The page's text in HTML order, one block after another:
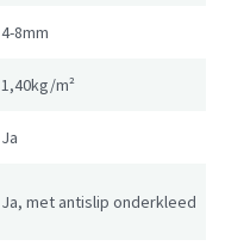
4-8mm
1,40kg/m²
Ja
Ja, met antislip onderkleed